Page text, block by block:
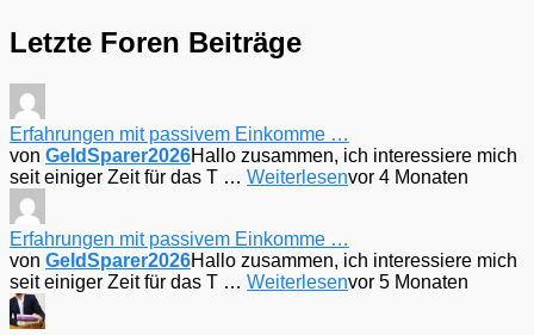
Letzte Foren Beiträge
Erfahrungen mit passivem Einkomme …
von GeldSparer2026Hallo zusammen, ich interessiere mich
seit einiger Zeit für das T … Weiterlesenvor 4 Monaten
Erfahrungen mit passivem Einkomme …
von GeldSparer2026Hallo zusammen, ich interessiere mich
seit einiger Zeit für das T … Weiterlesenvor 5 Monaten